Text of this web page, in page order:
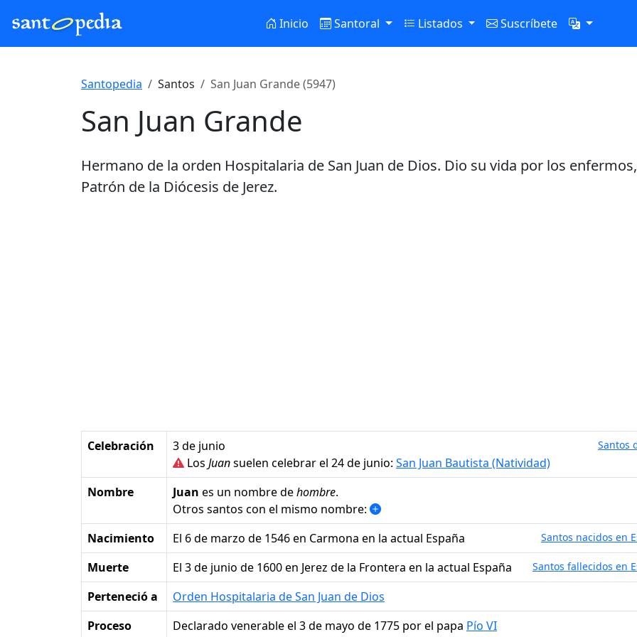
Inicio Santoral Listados Suscríbete
Santopedia Santos San Juan Grande (5947)
San Juan Grande
Hermano de la orden Hospitalaria de San Juan de Dios. Dio su vida por los
Patrón de la Diócesis de Jerez.
Celebración 3 de junio Santos
Los Juansuelen celebrar el 24 de junio: San Juan Bautista (Natividad)
Nombre
Juan es un nombre dehombre.
Otros santos con el mismo nombre:
Nacimiento
el 6 de marzo de 1546 en Carmona en la actual España Santos nacidos en
Muerte el 3 de junio de 1600 en Jerez de la Frontera en la actual España Santos fallecidos en
Perteneció a
Orden Hospitalaria de San Juan de Dios
Proceso
Declarado venerable el 3 de mayo de 1775 por el papa Pío VI